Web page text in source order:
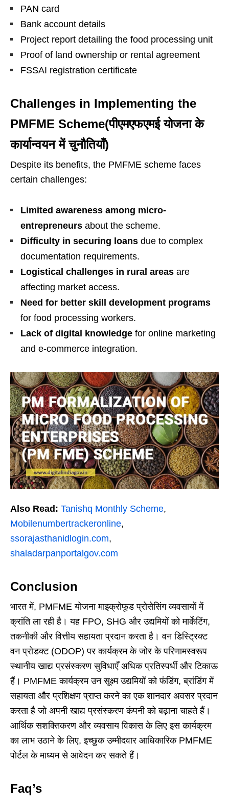
PAN card
Bank account details
Project report detailing the food processing unit
Proof of land ownership or rental agreement
FSSAI registration certificate
Challenges in Implementing the
PMFME Scheme(पीएमएफएमई योजना के
कार्यान्वयन में चुनौतियाँ)
Despite its benefits, the PMFME scheme faces
certain challenges:
Limited awareness among micro-
entrepreneurs about the scheme.
Difficulty in securing loans due to complex
documentation requirements.
Logistical challenges in rural areas are
affecting market access.
Need for better skill development programs
for food processing workers.
Lack of digital knowledge for online marketing
and e-commerce integration.
Also Read: Tanishq Monthly Scheme,
Mobilenumbertrackeronline,
ssorajasthanidlogin.com,
shaladarpanportalgov.com
Conclusion
भारत में, PMFME योजना माइक्रोफूड प्रोसेसिंग व्यवसायों में
क्रांति ला रही है। यह FPO, SHG और उद्यमियों को मार्केटिंग,
तकनीकी और वित्तीय सहायता प्रदान करता है। वन डिस्ट्रिक्ट
वन प्रोडक्ट (ODOP) पर कार्यक्रम के जोर के परिणामस्वरूप
स्थानीय खाद्य प्रसंस्करण सुविधाएँ अधिक प्रतिस्पर्धी और टिकाऊ
हैं। PMFME कार्यक्रम उन सूक्ष्म उद्यमियों को फंडिंग, ब्रांडिंग में
सहायता और प्रशिक्षण प्राप्त करने का एक शानदार अवसर प्रदान
करता है जो अपनी खाद्य प्रसंस्करण कंपनी को बढ़ाना चाहते हैं।
आर्थिक सशक्तिकरण और व्यवसाय विकास के लिए इस कार्यक्रम
का लाभ उठाने के लिए, इच्छुक उम्मीदवार आधिकारिक PMFME
पोर्टल के माध्यम से आवेदन कर सकते हैं।
Faq’s